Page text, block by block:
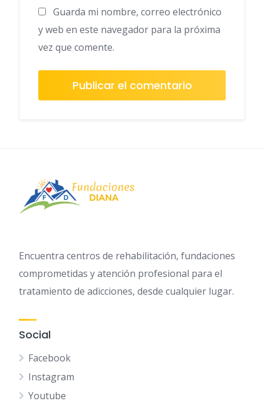
Guarda mi nombre, correo electrónico
y web en este navegador para la próxima
vez que comente.
Encuentra centros de rehabilitación, fundaciones
comprometidas y atención profesional para el
tratamiento de adicciones, desde cualquier lugar.
Social
Facebook
Instagram
Youtube